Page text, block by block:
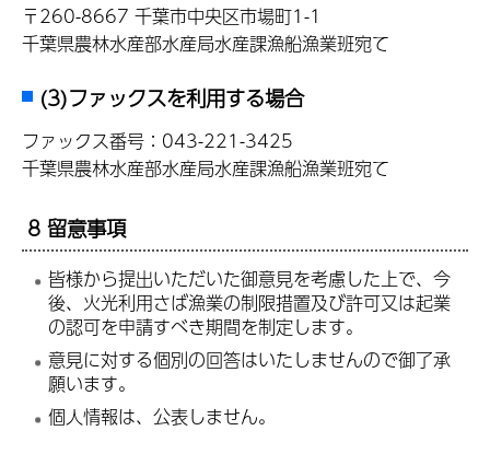
〒260-8667 千葉市中央区市場町1-1
千葉県農林水産部水産局水産課漁船漁業班宛て
(3)ファックスを利用する場合
ファックス番号：043-221-3425
千葉県農林水産部水産局水産課漁船漁業班宛て
8 留意事項
皆様から提出いただいた御意見を考慮した上で、今
後、火光利用さば漁業の制限措置及び許可又は起業
の認可を申請すべき期間を制定します。
意見に対する個別の回答はいたしませんので御了承
願います。
個人情報は、公表しません。